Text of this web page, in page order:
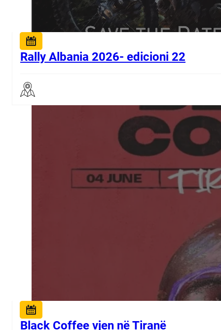
Rally Albania 2026- edicioni 22
Black Coffee vjen në Tiranë